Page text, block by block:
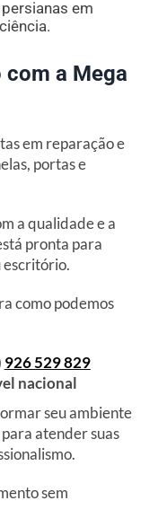
em
com a Mega
em reparação e
portas e
a qualidade e a
pronta para
escritório.
como podemos
926 529 829
nacional
seu ambiente
atender suas
sem